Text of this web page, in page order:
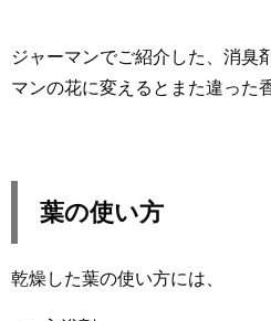
ジャーマンでご紹介した、消臭
マンの花に変えるとまた違った
葉の使い方
乾燥した葉の使い方には、